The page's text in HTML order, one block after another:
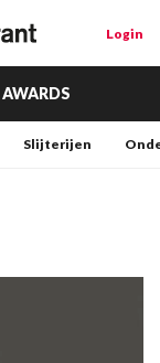
Login
AWARDS
Slijterijen